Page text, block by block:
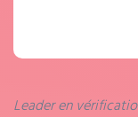
Leader en